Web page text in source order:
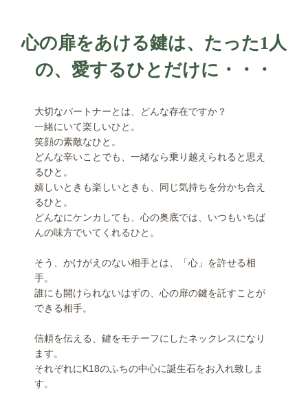
心の扉をあける鍵は、たった1人
の、愛するひとだけに・・・
大切なパートナーとは、どんな存在ですか？
一緒にいて楽しいひと。
笑顔の素敵なひと。
どんな辛いことでも、一緒なら乗り越えられると思え
るひと。
嬉しいときも楽しいときも、同じ気持ちを分かち合え
るひと。
どんなにケンカしても、心の奥底では、いつもいちば
んの味方でいてくれるひと。
そう、かけがえのない相手とは、「心」を許せる相
手。
誰にも開けられないはずの、心の扉の鍵を託すことが
できる相手。
信頼を伝える、鍵をモチーフにしたネックレスになり
ます。
それぞれにK18のふちの中心に誕生石をお入れ致しま
す。